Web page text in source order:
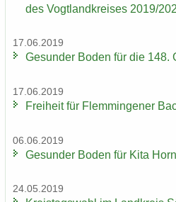
des Vogt­land­krei­ses 2019/
17.06.2019
Ge­sun­der Boden für die 148.
17.06.2019
Frei­heit für Flem­min­ge­ner
06.06.2019
Ge­sun­der Boden für Kita
24.05.2019